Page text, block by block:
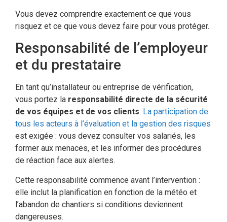
Vous devez comprendre exactement ce que vous
risquez et ce que vous devez faire pour vous protéger.
Responsabilité de l’employeur
et du prestataire
En tant qu’installateur ou entreprise de vérification,
vous portez la responsabilité directe de la sécurité
de vos équipes et de vos clients. La participation de
tous les acteurs à l’évaluation et la gestion des risques
est exigée : vous devez consulter vos salariés, les
former aux menaces, et les informer des procédures
de réaction face aux alertes.
Cette responsabilité commence avant l’intervention :
elle inclut la planification en fonction de la météo et
l’abandon de chantiers si conditions deviennent
dangereuses.